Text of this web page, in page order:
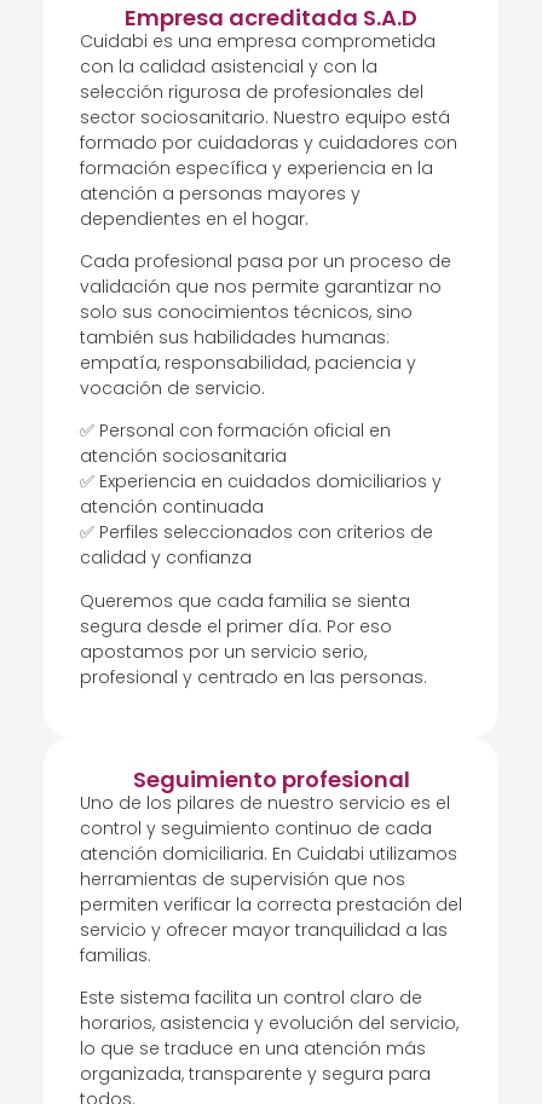
Empresa acreditada S.A.D
Cuidabi es una empresa comprometida
con la calidad asistencial y con la
selección rigurosa de profesionales del
sector sociosanitario. Nuestro equipo está
formado por cuidadoras y cuidadores con
formación específica y experiencia en la
atención a personas mayores y
dependientes en el hogar.
Cada profesional pasa por un proceso de
validación que nos permite garantizar no
solo sus conocimientos técnicos, sino
también sus habilidades humanas:
empatía, responsabilidad, paciencia y
vocación de servicio.
✅ Personal con formación oficial en
atención sociosanitaria
✅ Experiencia en cuidados domiciliarios y
atención continuada
✅ Perfiles seleccionados con criterios de
calidad y confianza
Queremos que cada familia se sienta
segura desde el primer día. Por eso
apostamos por un servicio serio,
profesional y centrado en las personas.
Seguimiento profesional
Uno de los pilares de nuestro servicio es el
control y seguimiento continuo de cada
atención domiciliaria. En Cuidabi utilizamos
herramientas de supervisión que nos
permiten verificar la correcta prestación del
servicio y ofrecer mayor tranquilidad a las
familias.
Este sistema facilita un control claro de
horarios, asistencia y evolución del servicio,
lo que se traduce en una atención más
organizada, transparente y segura para